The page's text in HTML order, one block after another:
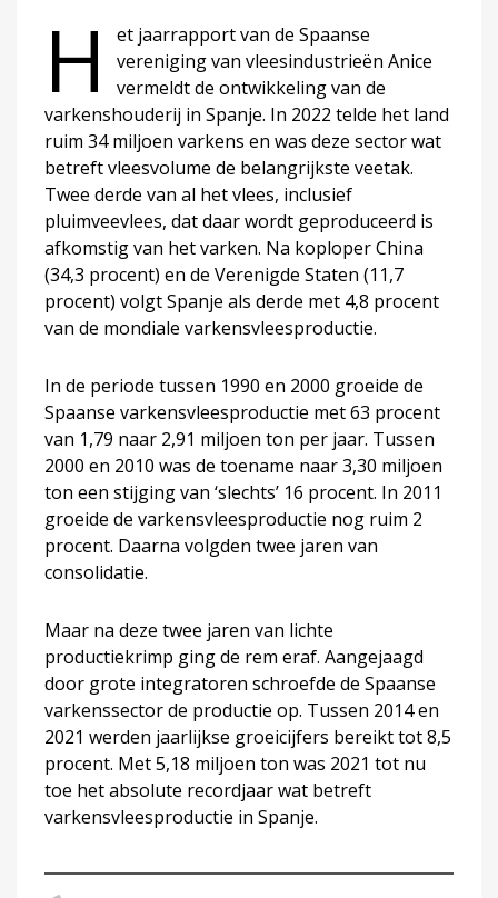
H
et jaarrapport van de Spaanse
vereniging van vleesindustrieën Anice
vermeldt de ontwikkeling van de
varkenshouderij in Spanje. In 2022 telde het land
ruim 34 miljoen varkens en was deze sector wat
betreft vleesvolume de belangrijkste veetak.
Twee derde van al het vlees, inclusief
pluimveevlees, dat daar wordt geproduceerd is
afkomstig van het varken. Na koploper China
(34,3 procent) en de Verenigde Staten (11,7
procent) volgt Spanje als derde met 4,8 procent
van de mondiale varkensvleesproductie.
In de periode tussen 1990 en 2000 groeide de
Spaanse varkensvleesproductie met 63 procent
van 1,79 naar 2,91 miljoen ton per jaar. Tussen
2000 en 2010 was de toename naar 3,30 miljoen
ton een stijging van ‘slechts’ 16 procent. In 2011
groeide de varkensvleesproductie nog ruim 2
procent. Daarna volgden twee jaren van
consolidatie.
Maar na deze twee jaren van lichte
productiekrimp ging de rem eraf. Aangejaagd
door grote integratoren schroefde de Spaanse
varkenssector de productie op. Tussen 2014 en
2021 werden jaarlijkse groeicijfers bereikt tot 8,5
procent. Met 5,18 miljoen ton was 2021 tot nu
toe het absolute recordjaar wat betreft
varkensvleesproductie in Spanje.